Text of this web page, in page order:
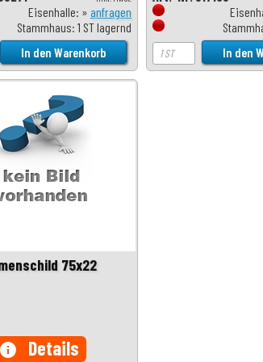
Eisenhalle: » anfragen
Stammhaus: 1 ST lagernd
75x22
info Details